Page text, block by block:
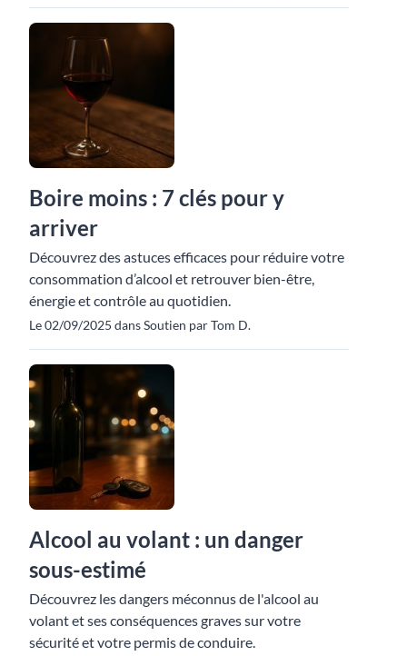
Boire moins : 7 clés pour y
arriver
Découvrez des astuces efficaces pour réduire votre
consommation d’alcool et retrouver bien-être,
énergie et contrôle au quotidien.
Le 02/09/2025 dans Soutien par Tom D.
Alcool au volant : un danger
sous-estimé
Découvrez les dangers méconnus de l'alcool au
volant et ses conséquences graves sur votre
sécurité et votre permis de conduire.